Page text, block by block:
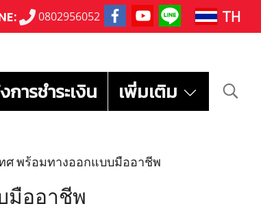
0802956052 TH
การชำระเงิน เพิ่มเติม
ศ พร้อมทางออกแบบมืออาชีพ
มืออาชีพ